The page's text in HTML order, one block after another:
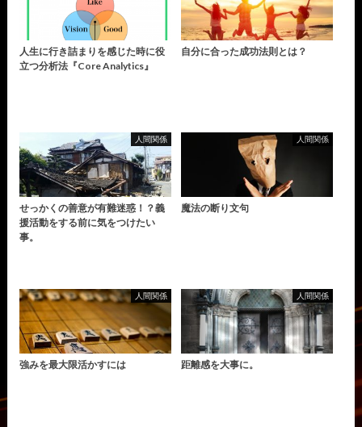
人生に行き詰まりを感じた時に役
立つ分析法『Core Analytics』
自分に合った成功法則とは？
人間関係
せっかくの善意が有難迷惑！？義
援活動をする前に気をつけたい
事。
人間関係
魔法の断り文句
人間関係
強みを最大限活かすには
人間関係
距離感を大事に。